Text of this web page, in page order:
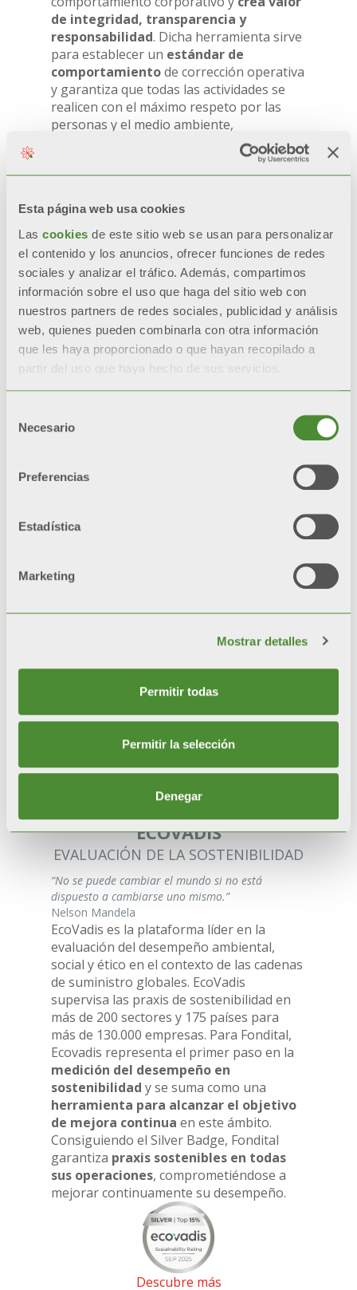
Esta página web usa cookies
Las cookies de este sitio web se usan para personalizar
el contenido y los anuncios, ofrecer funciones de redes
sociales y analizar el tráfico. Además, compartimos
información sobre el uso que haga del sitio web con
nuestros partners de redes sociales, publicidad y análisis
web, quienes pueden combinarla con otra información
que les haya proporcionado o que hayan recopilado a
partir del uso que haya hecho de sus servicios.
Necesario
Preferencias
Estadística
Marketing
Mostrar detalles
Permitir todas
Permitir la selección
Denegar
de integridad, transparencia y
responsabilidad. Dicha herramienta sirve
para establecer un estándar de
comportamientode corrección operativa
y garantiza que todas las actividades se
realicen con el máximo respeto por las
personas y el medio ambiente,
promoviendo una cultura corporativa
Download
TISAX
SEGURIDAD DE LAS INFORMACIONES
“La seguridad no es un producto, sino un proceso.”
Information Security Assessment
protección y la
herramienta para
un elevado
protección de datos,
ECOVADIS
EVALUACIÓN DE LA SOSTENIBILIDAD
“No se puede cambiar el mundo si no está
dispuesto a cambiarse uno mismo.”
Nelson Mandela
EcoVadis es la plataforma líder en la
evaluación del desempeño ambiental,
social y ético en el contexto de las cadenas
de suministro globales. EcoVadis
supervisa las praxis de sostenibilidad en
más de 200 sectores y 175 países para
más de 130.000 empresas. Para Fondital,
Ecovadis representa el primer paso en la
medición del desempeño en
sostenibilidad y se suma como una
herramienta para alcanzar el objetivo
de mejora continua en este ámbito.
Consiguiendo el Silver Badge, Fondital
garantiza praxis sostenibles en todas
sus operaciones, comprometiéndose a
mejorar continuamente su desempeño.
Descubre más